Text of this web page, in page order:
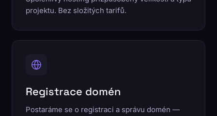
projektu. Bez složitých tarifů.
Registrace domén
Postaráme se o registraci a správu domén —